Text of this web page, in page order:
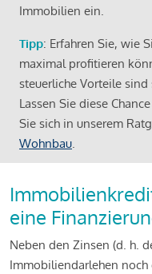
Immobilien ein.
Tipp: Erfahren Sie, wie
maximal profitieren
steuerliche Vorteile
Lassen Sie diese
Sie sich in unserem
Wohnbau.
eine
Neben den Zinsen (d. h.
Immobiliendarlehen